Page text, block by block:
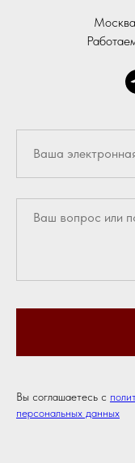
Вы соглашаетесь с
персональных данных